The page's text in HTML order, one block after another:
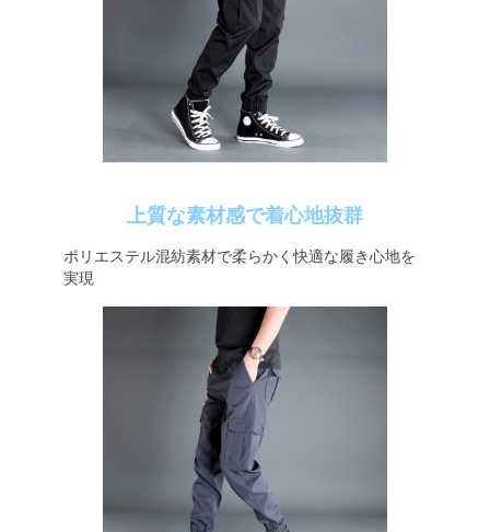
上質な素材感で着心地抜群
ポリエステル混紡素材で柔らかく快適な履き心地を
実現